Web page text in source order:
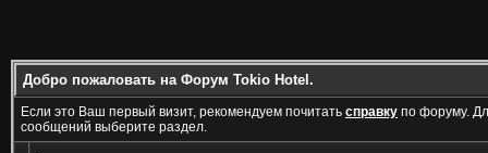
Добро пожаловать на Форум Tokio Hotel.
Если это Ваш первый визит, рекомендуем почитать справку по форуму.
сообщений выберите раздел.